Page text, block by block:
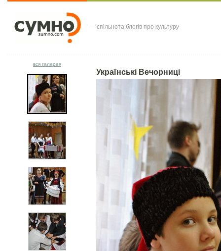
— спільнота блогів про культуру
Українські Вечорниці
вся галерея